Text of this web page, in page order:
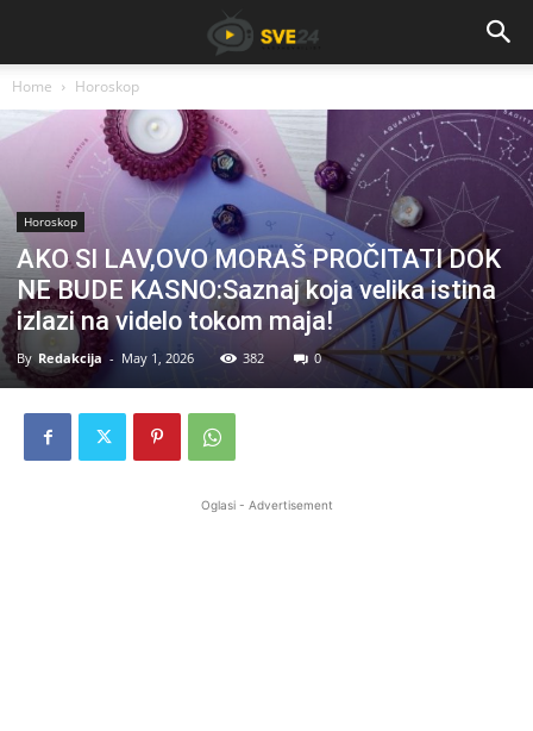
Home Horoskop
Horoskop
AKO SI LAV,OVO MORAŠ PROČITATI DOK
NE BUDE KASNO:Saznaj koja velika istina
izlazi na videlo tokom maja!
By Redakcija - May 1, 2026 382 0
Oglasi - Advertisement